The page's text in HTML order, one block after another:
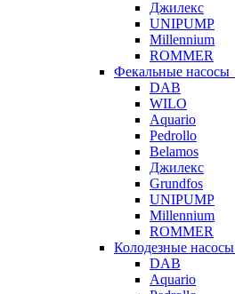
Джилекс
UNIPUMP
Millennium
ROMMER
Фекальные насосы
DAB
WILO
Aquario
Pedrollo
Belamos
Джилекс
Grundfos
UNIPUMP
Millennium
ROMMER
Колодезные насосы
DAB
Aquario